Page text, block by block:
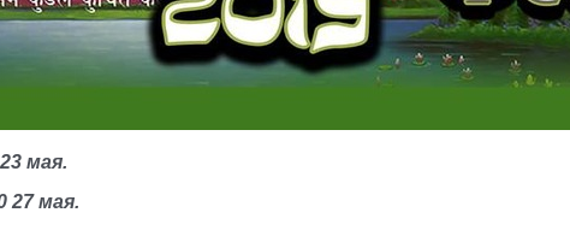
мая.
27 мая.